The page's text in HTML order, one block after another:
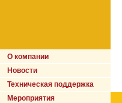
О компании
Новости
Техническая поддержка
Мероприятия